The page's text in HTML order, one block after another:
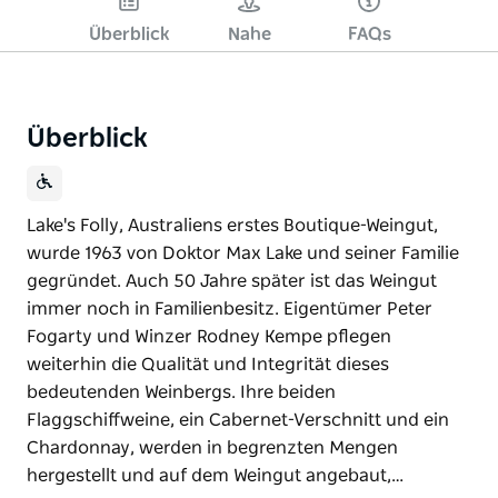
Überblick Nahe FAQs
Überblick
Lake's Folly, Australiens erstes Boutique-Weingut,
wurde 1963 von Doktor Max Lake und seiner Familie
gegründet. Auch 50 Jahre später ist das Weingut
immer noch in Familienbesitz. Eigentümer Peter
Fogarty und Winzer Rodney Kempe pflegen
weiterhin die Qualität und Integrität dieses
bedeutenden Weinbergs. Ihre beiden
Flaggschiffweine, ein Cabernet-Verschnitt und ein
Chardonnay, werden in begrenzten Mengen
hergestellt und auf dem Weingut angebaut,…